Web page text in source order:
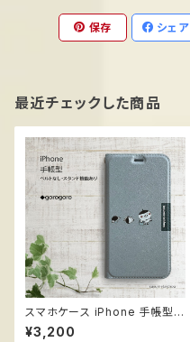
保存 シェア
最近チェックした商品
スマホケース iPhone 手帳型
＊gorogoro ベルトなし スタン
ド機能
¥3,200